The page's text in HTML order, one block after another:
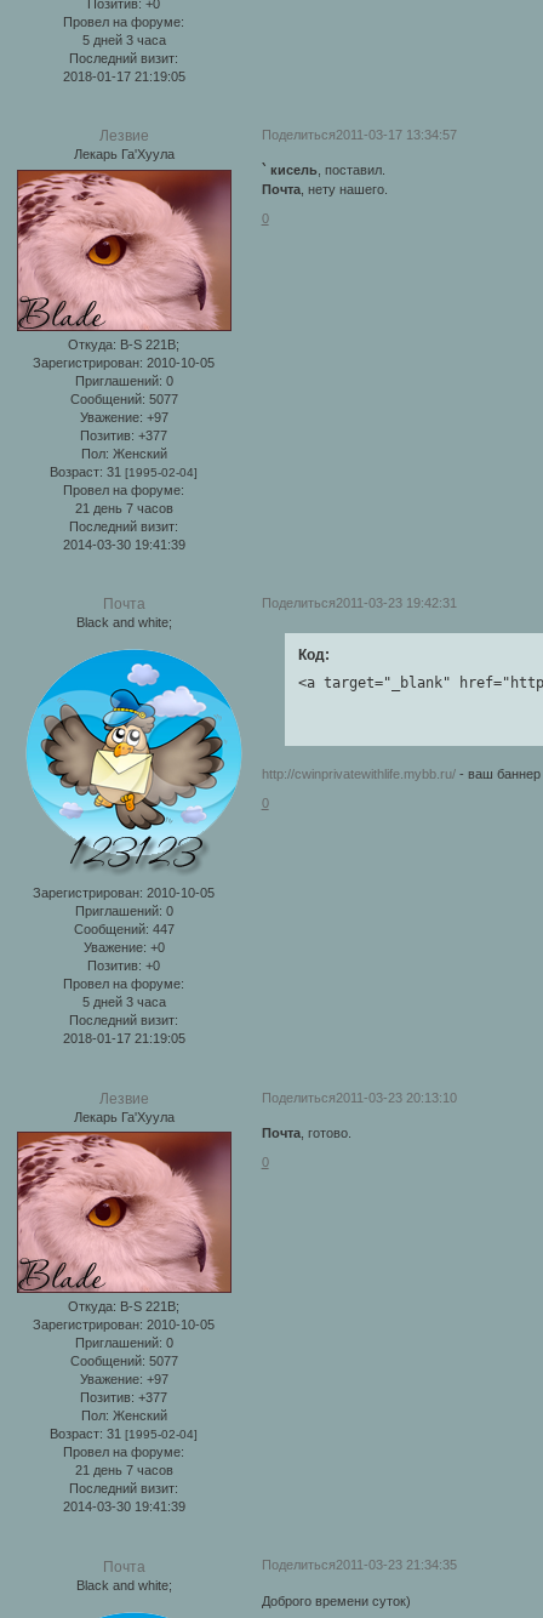
Позитив: +0
Провел на форуме:
5 дней 3 часа
Последний визит:
2018-01-17 21:19:05
Поделиться2011-03-17 13:34:57
Лезвие
Лекарь Га'Хуула
Откуда: B-S 221B;
Зарегистрирован: 2010-10-05
Приглашений: 0
Сообщений: 5077
Уважение: +97
Позитив: +377
Пол: Женский
Возраст: 31[1995-02-04]
Провел на форуме:
21 день 7 часов
Последний визит:
2014-03-30 19:41:39
` кисель, поставил.
Почта, нету нашего.
0
Поделиться2011-03-23 19:42:31
Почта
Black and white;
Зарегистрирован: 2010-10-05
Приглашений: 0
Сообщений: 447
Уважение: +0
Позитив: +0
Провел на форуме:
5 дней 3 часа
Последний визит:
2018-01-17 21:19:05
Код:
<a target="_blank"
http://cwinprivatewithlife.mybb.ru/- ваш баннер
0
Поделиться2011-03-23 20:13:10
Лезвие
Лекарь Га'Хуула
Откуда: B-S 221B;
Зарегистрирован: 2010-10-05
Приглашений: 0
Сообщений: 5077
Уважение: +97
Позитив: +377
Пол: Женский
Возраст: 31[1995-02-04]
Провел на форуме:
21 день 7 часов
Последний визит:
2014-03-30 19:41:39
Почта, готово.
0
Поделиться2011-03-23 21:34:35
Почта
Black and white;
Доброго времени суток)